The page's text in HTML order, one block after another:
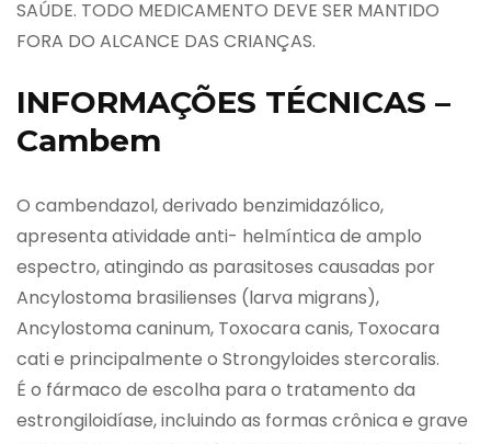
SAÚDE. TODO MEDICAMENTO DEVE SER MANTIDO
FORA DO ALCANCE DAS CRIANÇAS.
INFORMAÇÕES TÉCNICAS –
Cambem
O cambendazol, derivado benzimidazólico,
apresenta atividade anti- helmíntica de amplo
espectro, atingindo as parasitoses causadas por
Ancylostoma brasilienses (larva migrans),
Ancylostoma caninum, Toxocara canis, Toxocara
cati e principalmente o Strongyloides stercoralis.
É o fármaco de escolha para o tratamento da
estrongiloidíase, incluindo as formas crônica e grave